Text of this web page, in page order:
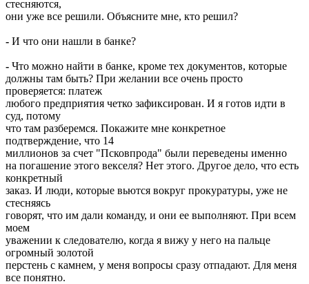
стесняются,
они уже все решили. Объясните мне, кто решил?
- И что они нашли в банке?
- Что можно найти в банке, кроме тех документов, которые
должны там быть? При желании все очень просто
проверяется: платеж
любого предприятия четко зафиксирован. И я готов идти в
суд, потому
что там разберемся. Покажите мне конкретное
подтверждение, что 14
миллионов за счет "Псковпрода" были переведены именно
на погашение этого векселя? Нет этого. Другое дело, что есть
конкретный
заказ. И люди, которые вьются вокруг прокуратуры, уже не
стесняясь
говорят, что им дали команду, и они ее выполняют. При всем
моем
уважении к следователю, когда я вижу у него на пальце
огромный золотой
перстень с камнем, у меня вопросы сразу отпадают. Для меня
все понятно.